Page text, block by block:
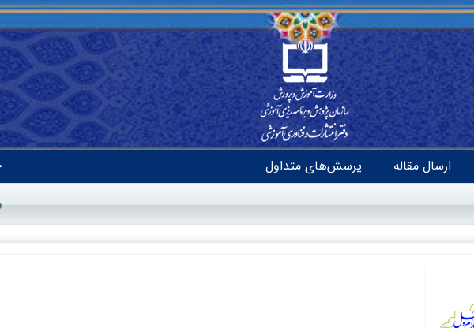
ارسال مقاله پرسش‌های متداول